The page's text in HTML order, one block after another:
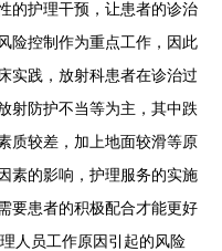
的护理干预，让患者的诊治
险控制作为重点工作，因此
实践，放射科患者在诊治过
射防护不当等为主，其中跌
质较差，加上地面较滑等原
素的影响，护理服务的实施
要患者的积极配合才能更好
人员工作原因引起的风险